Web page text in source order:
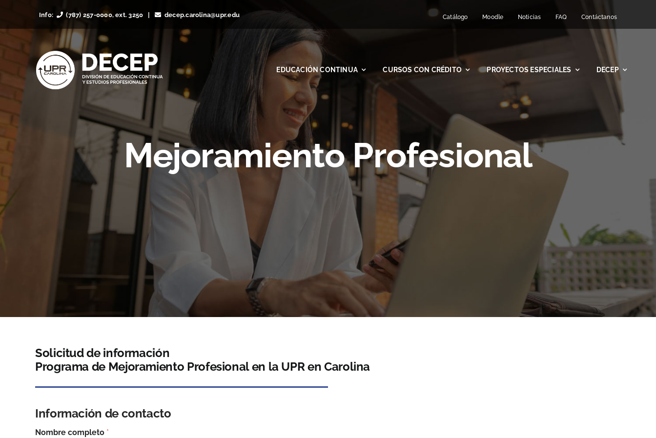
Info: (787) 257-0000, ext. 3250 | decep.carolina@upr.edu Catálogo Moodle Noticias FAQ Contáctanos
EDUCACIÓN CONTINUA CURSOS CON CRÉDITO PROYECTOS ESPECIALES DECEP
Mejoramiento Profesional
Solicitud de información
Programa de Mejoramiento Profesional en la UPR en Carolina
Información de contacto
Nombre completo *